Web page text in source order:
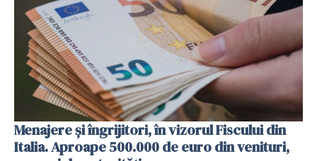
Menajere și îngrijitori, în vizorul Fiscului din
Italia. Aproape 500.000 de euro din venituri,